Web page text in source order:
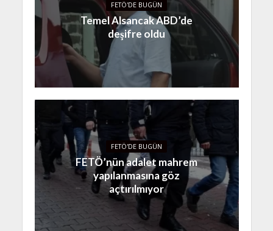
FETÖ'DE BUGÜN
Temel Alsancak ABD’de
deşifre oldu
FETÖ'DE BUGÜN
FETÖ’nün adalet mahrem
yapılanmasına göz
açtırılmıyor